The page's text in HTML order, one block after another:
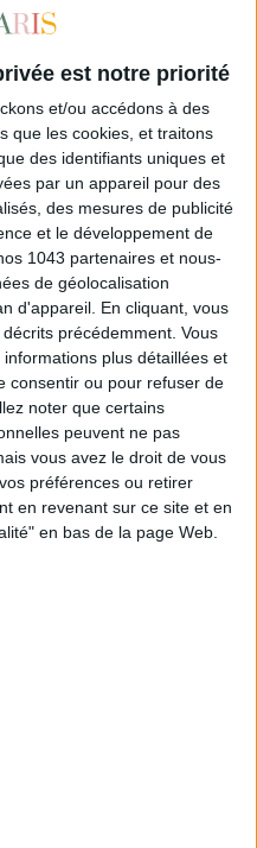
est notre priorité
et/ou accédons à des
que les cookies, et traitons
des identifiants uniques et
par un appareil pour des
des mesures de publicité
et le développement de
1043 partenaires et nous-
de géolocalisation
d'appareil. En cliquant, vous
précédemment. Vous
plus détaillées et
consentir ou pour refuser de
noter que certains
peuvent ne pas
vous avez le droit de vous
préférences ou retirer
en revenant sur ce site et en
en bas de la page Web.
END SPA ET GASTRONOMIE
À DÉVORER CET ÉTÉ